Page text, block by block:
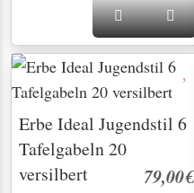
Erbe Ideal Jugendstil 6
Tafelgabeln 20
versilbert
79,00€